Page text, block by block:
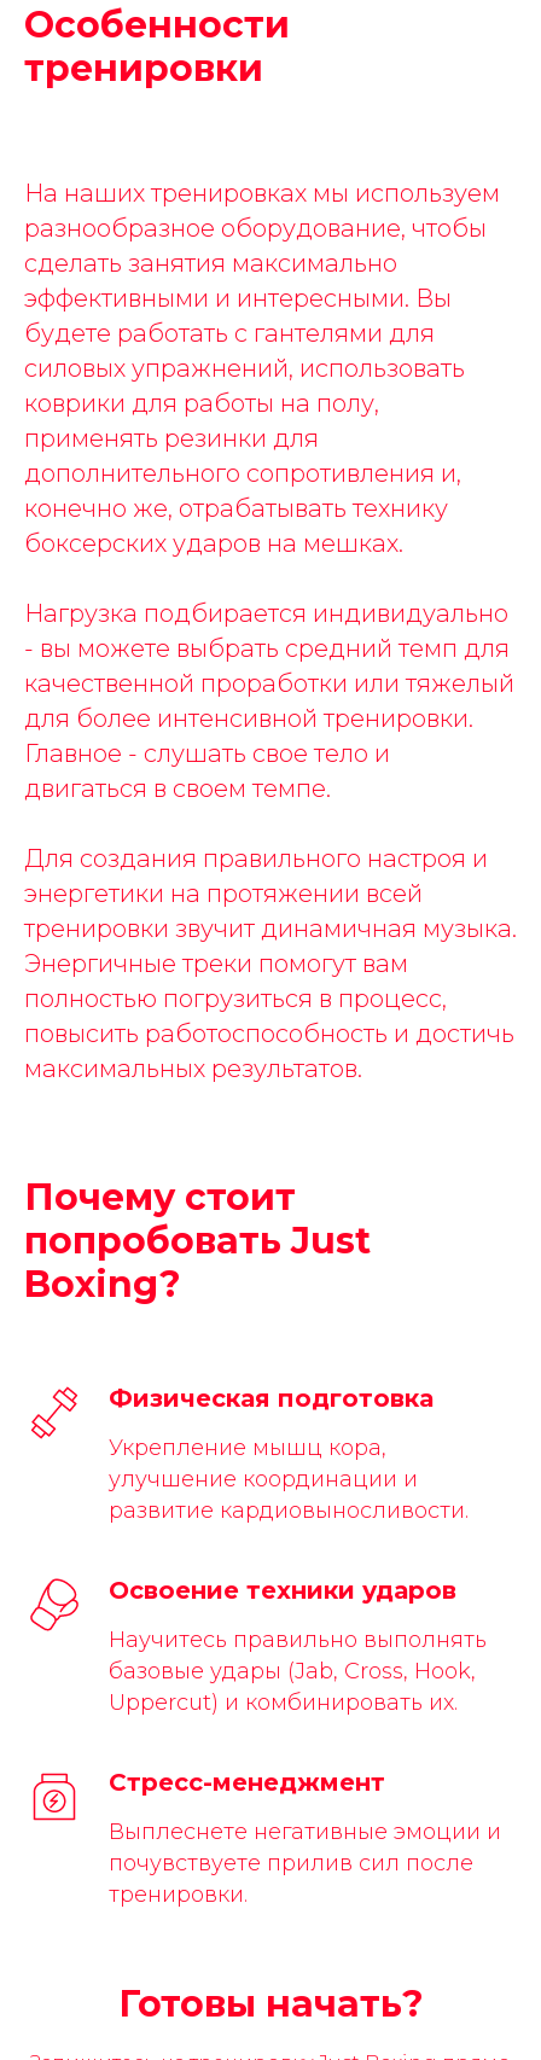
Особенности
тренировки
На наших тренировках мы используем
разнообразное оборудование, чтобы
сделать занятия максимально
эффективными и интересными. Вы
будете работать с гантелями для
силовых упражнений, использовать
коврики для работы на полу,
применять резинки для
дополнительного сопротивления и,
конечно же, отрабатывать технику
боксерских ударов на мешках.
Нагрузка подбирается индивидуально
- вы можете выбрать средний темп для
качественной проработки или тяжелый
для более интенсивной тренировки.
Главное - слушать свое тело и
двигаться в своем темпе.
Для создания правильного настроя и
энергетики на протяжении всей
тренировки звучит динамичная музыка.
Энергичные треки помогут вам
полностью погрузиться в процесс,
повысить работоспособность и достичь
максимальных результатов.
Почему стоит
попробовать Just
Boxing?
Физическая подготовка
Укрепление мышц кора,
улучшение координации и
развитие кардиовыносливости.
Освоение техники ударов
Научитесь правильно выполнять
базовые удары (Jab, Cross, Hook,
Uppercut) и комбинировать их.
Стресс-менеджмент
Выплеснете негативные эмоции и
почувствуете прилив сил после
тренировки.
Готовы начать?